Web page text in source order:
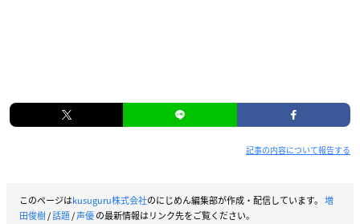
記事の内容について報告する
このページはkusuguru株式会社のにじめん編集部が作成・配信しています。 増
田俊樹/話題/声優の最新情報はリンク先をご覧ください。